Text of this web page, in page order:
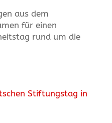
aus dem
für einen
rund um die